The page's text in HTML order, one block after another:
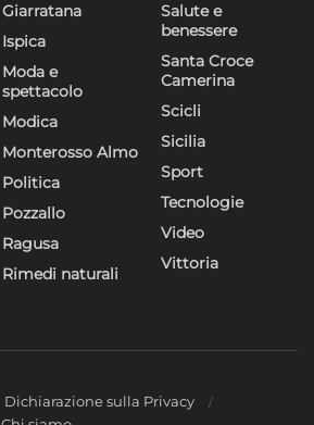
Giarratana
Ispica
Moda e
spettacolo
Modica
Monterosso Almo
Politica
Pozzallo
Ragusa
Rimedi naturali
Salute e
benessere
Santa Croce
Camerina
Scicli
Sicilia
Sport
Tecnologie
Video
Vittoria
Dichiarazione sulla Privacy